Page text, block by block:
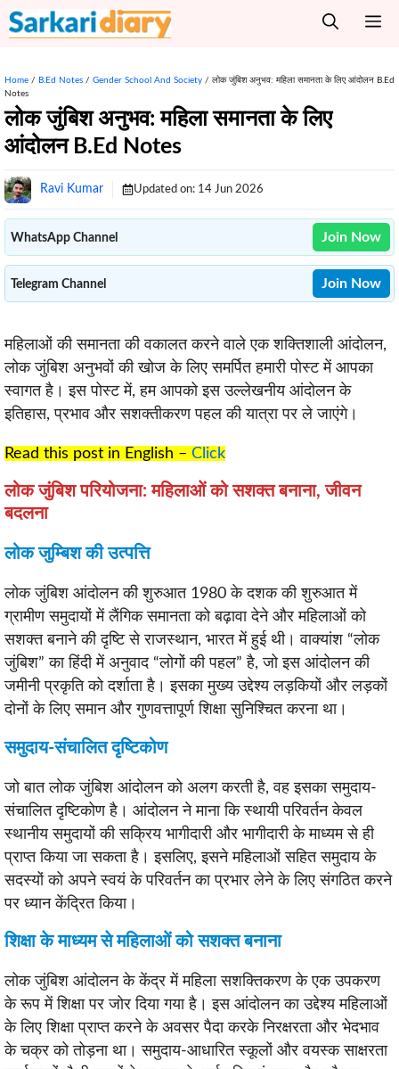
Skip
to
Home / B.Ed Notes / Gender School And Society / लोक जुंबिश अनुभव: महिला समानता के लिए आंदोलन B.Ed
Notes
लोक जुंबिश अनुभव: महिला समानता के लिए
आंदोलन B.Ed Notes
Ravi Kumar Updated on: 14 Jun 2026
WhatsApp Channel Join Now
Telegram Channel Join Now
महिलाओं की समानता की वकालत करने वाले एक शक्तिशाली आंदोलन,
लोक जुंबिश अनुभवों की खोज के लिए समर्पित हमारी पोस्ट में आपका
स्वागत है। इस पोस्ट में, हम आपको इस उल्लेखनीय आंदोलन के
इतिहास, प्रभाव और सशक्तीकरण पहल की यात्रा पर ले जाएंगे।
Read this post in English – Click
लोक जुंबिश परियोजना: महिलाओं को सशक्त बनाना, जीवन
बदलना
लोक जुम्बिश की उत्पत्ति
लोक जुंबिश आंदोलन की शुरुआत 1980 के दशक की शुरुआत में
ग्रामीण समुदायों में लैंगिक समानता को बढ़ावा देने और महिलाओं को
सशक्त बनाने की दृष्टि से राजस्थान, भारत में हुई थी। वाक्यांश “लोक
जुंबिश” का हिंदी में अनुवाद “लोगों की पहल” है, जो इस आंदोलन की
जमीनी प्रकृति को दर्शाता है। इसका मुख्य उद्देश्य लड़कियों और लड़कों
दोनों के लिए समान और गुणवत्तापूर्ण शिक्षा सुनिश्चित करना था।
समुदाय-संचालित दृष्टिकोण
जो बात लोक जुंबिश आंदोलन को अलग करती है, वह इसका समुदाय-
संचालित दृष्टिकोण है। आंदोलन ने माना कि स्थायी परिवर्तन केवल
स्थानीय समुदायों की सक्रिय भागीदारी और भागीदारी के माध्यम से ही
प्राप्त किया जा सकता है। इसलिए, इसने महिलाओं सहित समुदाय के
सदस्यों को अपने स्वयं के परिवर्तन का प्रभार लेने के लिए संगठित करने
पर ध्यान केंद्रित किया।
शिक्षा के माध्यम से महिलाओं को सशक्त बनाना
लोक जुंबिश आंदोलन के केंद्र में महिला सशक्तिकरण के एक उपकरण
के रूप में शिक्षा पर जोर दिया गया है। इस आंदोलन का उद्देश्य महिलाओं
के लिए शिक्षा प्राप्त करने के अवसर पैदा करके निरक्षरता और भेदभाव
के चक्र को तोड़ना था। समुदाय-आधारित स्कूलों और वयस्क साक्षरता